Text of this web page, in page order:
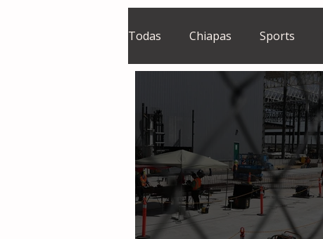
Todas Chiapas Sports
Temas Centrales
Grupo Financiero Continental